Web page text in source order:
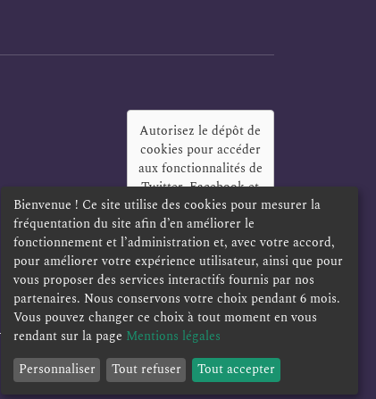
Autorisez le dépôt de
cookies pour accéder
aux fonctionnalités de
Twitter, Facebook et
LinkedIn?
Oui
Toujours
POLITIQUE DE CONFIDENTIALITÉ
Bienvenue ! Ce site utilise des cookies pour mesurer la
fréquentation du site afin d’en améliorer le
fonctionnement et l’administration et, avec votre accord,
pour améliorer votre expérience utilisateur, ainsi que pour
vous proposer des services interactifs fournis par nos
partenaires. Nous conservons votre choix pendant 6 mois.
Vous pouvez changer ce choix à tout moment en vous
rendant sur la page Mentions légales
Personnaliser
Tout refuser Tout accepter